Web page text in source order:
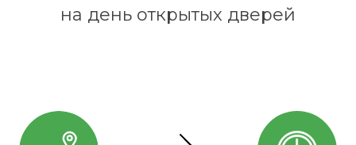
на день открытых дверей